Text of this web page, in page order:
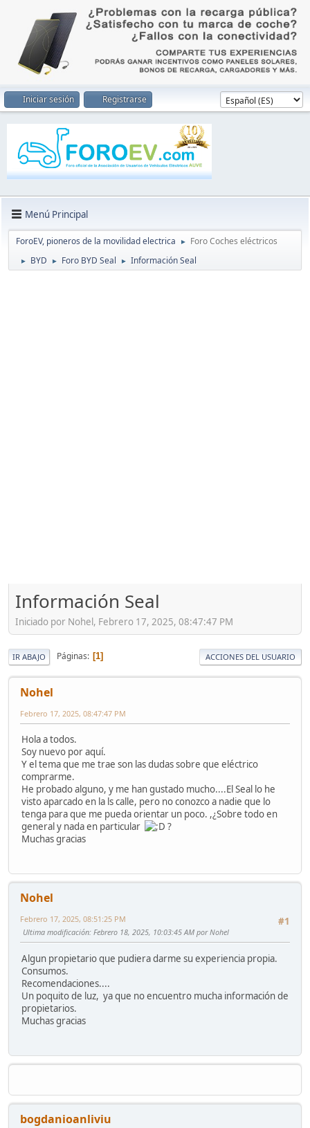
Iniciar sesión Registrarse
Menú Principal
ForoEV, pioneros de la movilidad electrica ► Foro Coches eléctricos
► BYD ► Foro BYD Seal ► Información Seal
Información Seal
Iniciado por Nohel, Febrero 17, 2025, 08:47:47 PM
IR ABAJO Páginas 1 ACCIONES DEL USUARIO
Nohel
Febrero 17, 2025, 08:47:47 PM
Hola a todos.
Soy nuevo por aquí.
Y el tema que me trae son las dudas sobre que eléctrico
comprarme.
He probado alguno, y me han gustado mucho....El Seal lo he
visto aparcado en la ls calle, pero no conozco a nadie que lo
tenga para que me pueda orientar un poco. ,¿Sobre todo en
general y nada en particular
?
Muchas gracias
Nohel
#1
Febrero 17, 2025, 08:51:25 PM
Ultima modificación: Febrero 18, 2025, 10:03:45 AM por Nohel
Algun propietario que pudiera darme su experiencia propia.
Consumos.
Recomendaciones....
Un poquito de luz, ya que no encuentro mucha información de
propietarios.
Muchas gracias
bogdanioanliviu